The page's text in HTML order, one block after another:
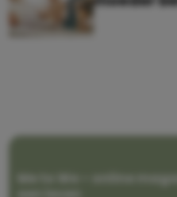
Me to We – online